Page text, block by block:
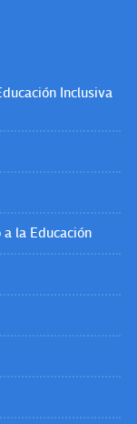
Inclusiva
la Educación